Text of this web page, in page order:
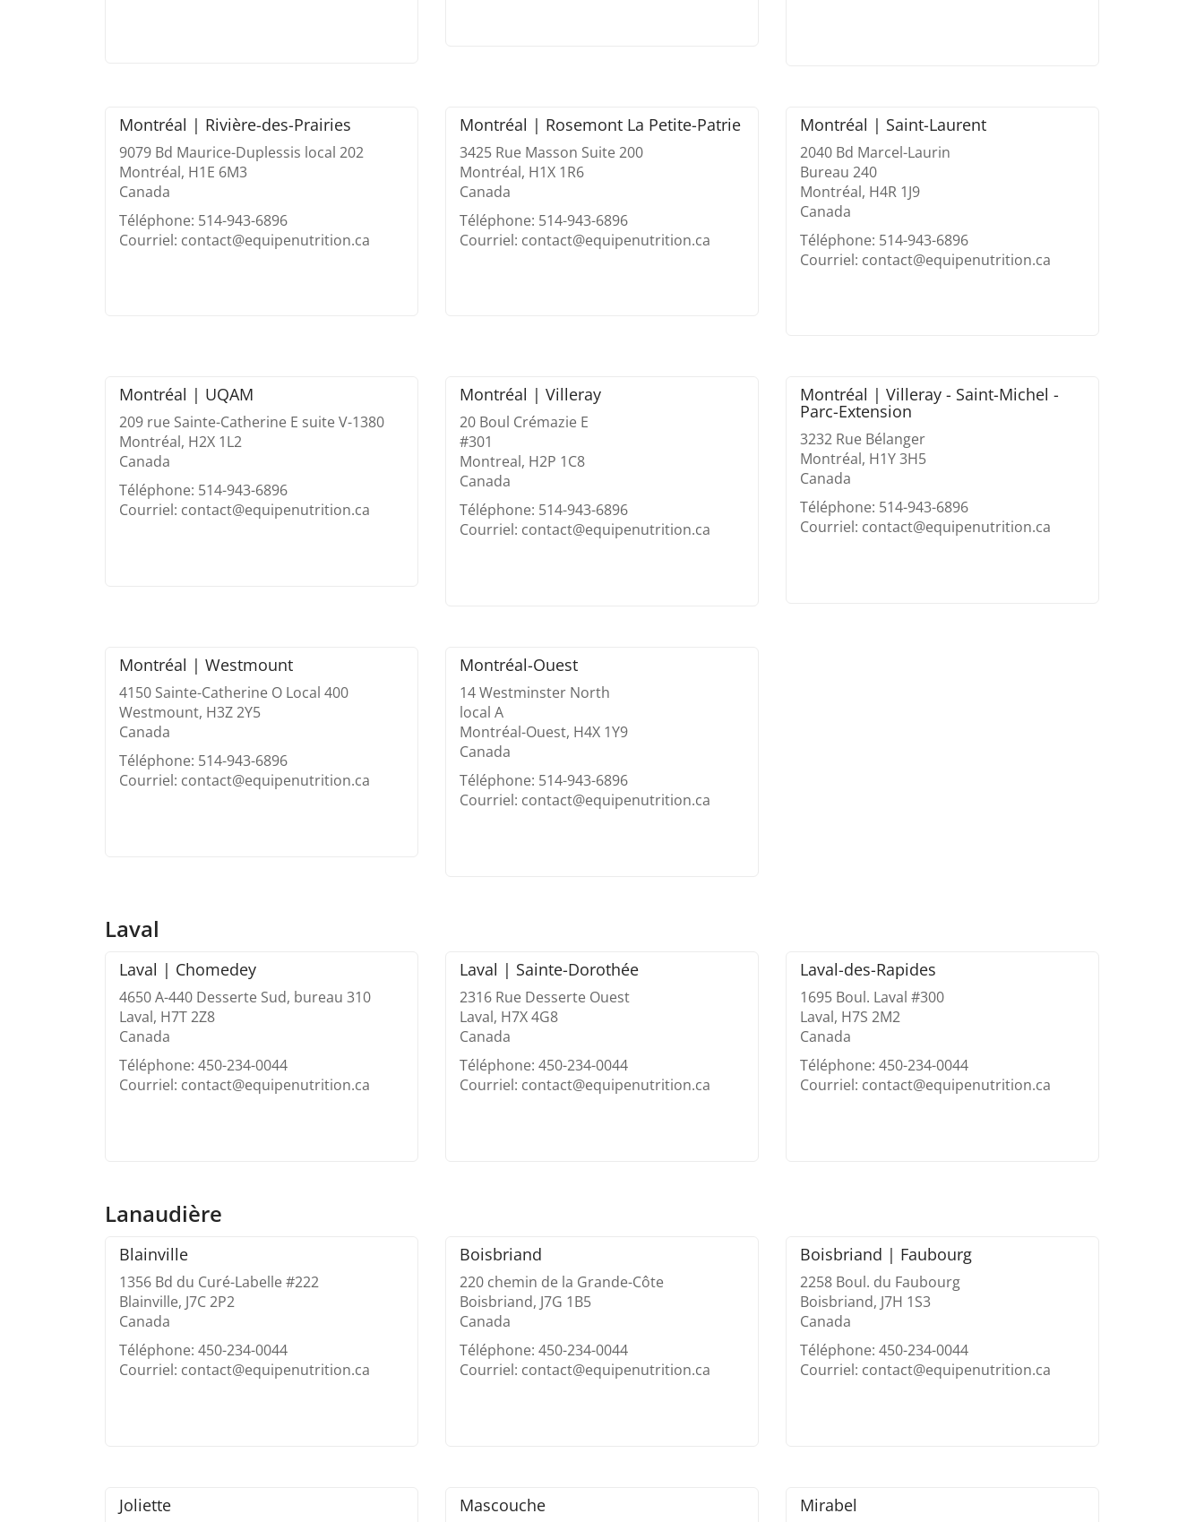
Montréal | Rivière-des-Prairies
9079 Bd Maurice-Duplessis local 202
Montréal, H1E 6M3
Canada
Téléphone: 514-943-6896
Courriel: contact@equipenutrition.ca
Montréal | Rosemont La Petite-Patrie
3425 Rue Masson Suite 200
Montréal, H1X 1R6
Canada
Téléphone: 514-943-6896
Courriel: contact@equipenutrition.ca
Montréal | Saint-Laurent
2040 Bd Marcel-Laurin
Bureau 240
Montréal, H4R 1J9
Canada
Téléphone: 514-943-6896
Courriel: contact@equipenutrition.ca
Montréal | UQAM
209 rue Sainte-Catherine E suite V-1380
Montréal, H2X 1L2
Canada
Téléphone: 514-943-6896
Courriel: contact@equipenutrition.ca
Montréal | Villeray
20 Boul Crémazie E
#301
Montreal, H2P 1C8
Canada
Téléphone: 514-943-6896
Courriel: contact@equipenutrition.ca
Montréal | Villeray - Saint-Michel -
Parc-Extension
3232 Rue Bélanger
Montréal, H1Y 3H5
Canada
Téléphone: 514-943-6896
Courriel: contact@equipenutrition.ca
Montréal | Westmount
4150 Sainte-Catherine O Local 400
Westmount, H3Z 2Y5
Canada
Téléphone: 514-943-6896
Courriel: contact@equipenutrition.ca
Montréal-Ouest
14 Westminster North
local A
Montréal-Ouest, H4X 1Y9
Canada
Téléphone: 514-943-6896
Courriel: contact@equipenutrition.ca
Laval
Laval | Chomedey
4650 A-440 Desserte Sud, bureau 310
Laval, H7T 2Z8
Canada
Téléphone: 450-234-0044
Courriel: contact@equipenutrition.ca
Laval | Sainte-Dorothée
2316 Rue Desserte Ouest
Laval, H7X 4G8
Canada
Téléphone: 450-234-0044
Courriel: contact@equipenutrition.ca
Laval-des-Rapides
1695 Boul. Laval #300
Laval, H7S 2M2
Canada
Téléphone: 450-234-0044
Courriel: contact@equipenutrition.ca
Lanaudière
Blainville
1356 Bd du Curé-Labelle #222
Blainville, J7C 2P2
Canada
Téléphone: 450-234-0044
Courriel: contact@equipenutrition.ca
Boisbriand
220 chemin de la Grande-Côte
Boisbriand, J7G 1B5
Canada
Téléphone: 450-234-0044
Courriel: contact@equipenutrition.ca
Boisbriand | Faubourg
2258 Boul. du Faubourg
Boisbriand, J7H 1S3
Canada
Téléphone: 450-234-0044
Courriel: contact@equipenutrition.ca
Joliette Mascouche Mirabel